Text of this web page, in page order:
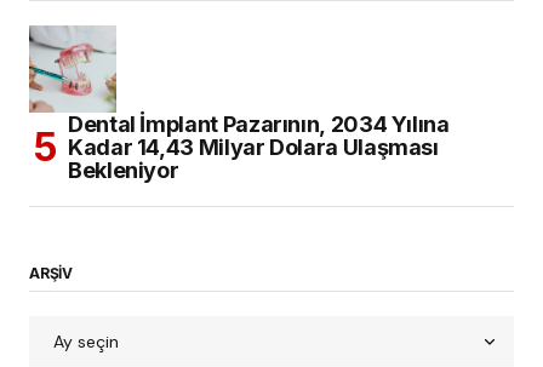
Dental İmplant Pazarının, 2034 Yılına
Kadar 14,43 Milyar Dolara Ulaşması
Bekleniyor
ARŞİV